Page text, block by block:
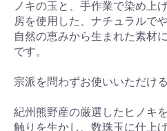
ノキの玉と、手作業で染め上
房を使用した、ナチュラルで
自然の恵みから生まれた素材
です。
宗派を問わずお使いいただけ
紀州熊野産の厳選したヒノキ
触りを生かし、数珠玉に仕上げ